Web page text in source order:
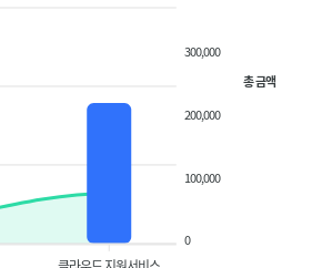
300,000
200,000
100,000
0
총 금액